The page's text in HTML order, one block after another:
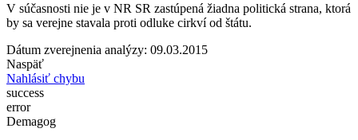
V súčasnosti nie je v NR SR zastúpená žiadna politická strana, ktorá
by sa verejne stavala proti odluke cirkví od štátu.
Dátum zverejnenia analýzy: 09.03.2015
Naspäť
Nahlásiť chybu
success
error
Demagog